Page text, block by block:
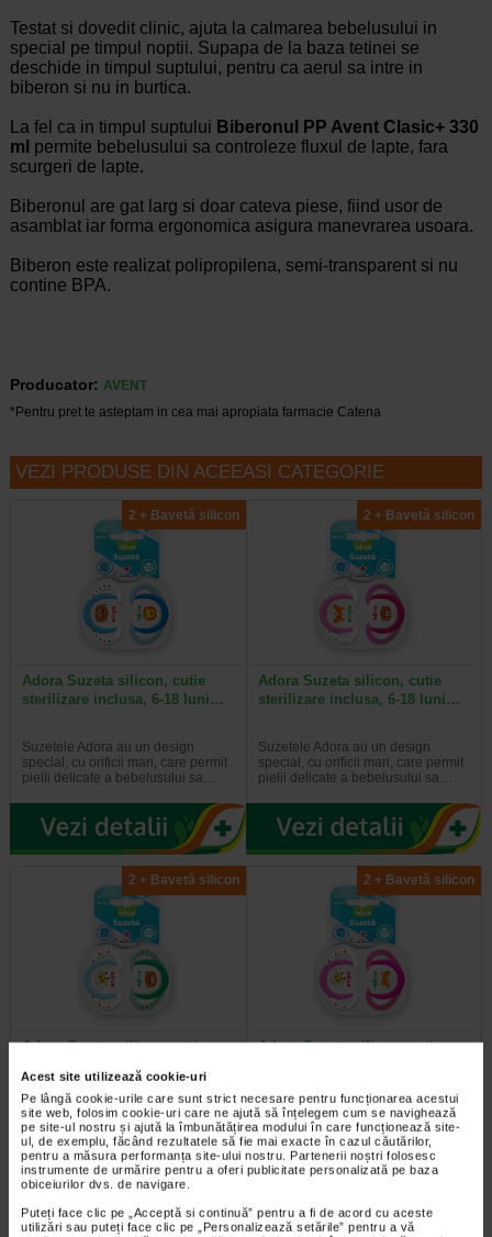
Acest site utilizează cookie-uri
Pe lângă cookie-urile care sunt strict necesare pentru funcționarea acestui
site web, folosim cookie-uri care ne ajută să înțelegem cum se navighează
pe site-ul nostru și ajută la îmbunătățirea modului în care funcționează site-
ul, de exemplu, făcând rezultatele să fie mai exacte în cazul căutărilor,
pentru a măsura performanța site-ului nostru. Partenerii noștri folosesc
instrumente de urmărire pentru a oferi publicitate personalizată pe baza
obiceiurilor dvs. de navigare.
Puteți face clic pe „Acceptă si continuă” pentru a fi de acord cu aceste
utilizări sau puteți face clic pe „Personalizează setările” pentru a vă
Testat si dovedit clinic, ajuta la calmarea bebelusului in
special pe timpul noptii. Supapa de la baza tetinei se
deschide in timpul suptului, pentru ca aerul sa intre in
biberon si nu in burtica.
La fel ca in timpul suptului Biberonul PP Avent Clasic+ 330
ml permite bebelusului sa controleze fluxul de lapte, fara
scurgeri de lapte.
Biberonul are gat larg si doar cateva piese, fiind usor de
asamblat iar forma ergonomica asigura manevrarea usoara.
Biberon este realizat polipropilena, semi-transparent si nu
contine BPA.
Producator: AVENT
*Pentru pret te asteptam in cea mai apropiata farmacie Catena
VEZI PRODUSE DIN ACEEASI CATEGORIE
2 + Bavetă silicon
Adora Suzeta silicon, cutie
sterilizare inclusa, 6-18 luni…
Suzetele Adora au un design
special, cu orificii mari, care permit
pielii delicate a bebelusului sa…
2 + Bavetă silicon
Adora Suzeta silicon, cutie
sterilizare inclusa, 6-18 luni…
Suzetele Adora au un design
special, cu orificii mari, care permit
pielii delicate a bebelusului sa…
2 + Bavetă silicon
Adora Suzeta silicon, cutie
Suzetele Adora au un design
special, cu orificii mari, care permit
pielii delicate a bebelusului sa…
2 + Bavetă silicon
Adora Suzeta silicon, cutie
Suzetele Adora au un design
special, cu orificii mari, care permit
pielii delicate a bebelusului sa…